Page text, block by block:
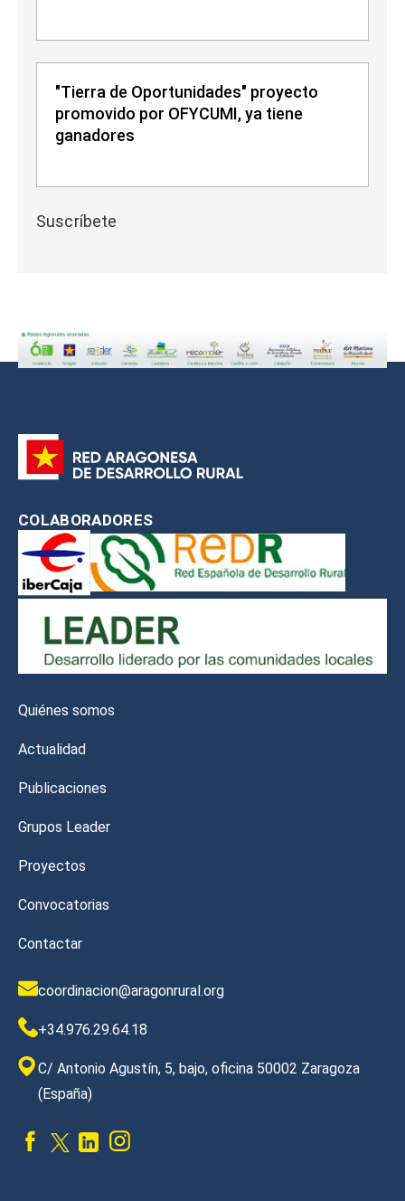
"Tierra de Oportunidades" proyecto
promovido por OFYCUMI, ya tiene
ganadores
Suscríbete
COLABORADORES
Quiénes somos
Actualidad
Publicaciones
Grupos Leader
Proyectos
Convocatorias
Contactar
coordinacion@aragonrural.org
+34.976.29.64.18
C/ Antonio Agustín, 5, bajo, oficina 50002 Zaragoza
(España)